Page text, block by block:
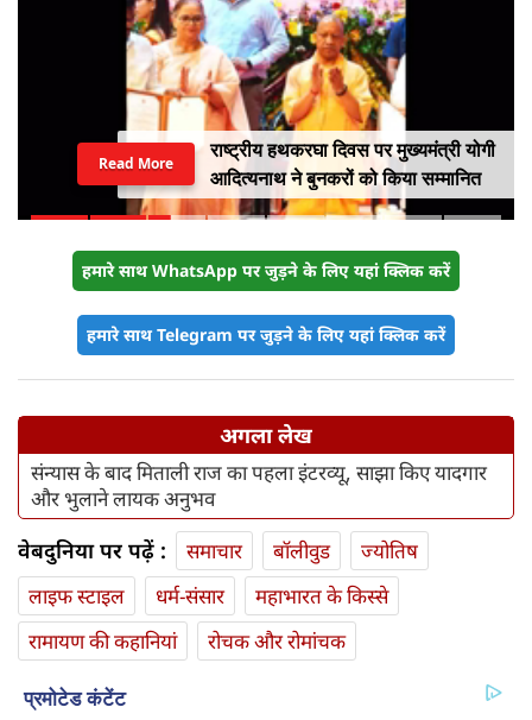
राष्ट्रीय हथकरघा दिवस पर मुख्यमंत्री योगी
आदित्यनाथ ने बुनकरों को किया सम्मानित
Read More
हमारे साथ WhatsApp पर जुड़ने के लिए यहां क्लिक करें
हमारे साथ Telegram पर जुड़ने के लिए यहां क्लिक करें
अगला लेख
संन्यास के बाद मिताली राज का पहला इंटरव्यू, साझा किए यादगार
और भुलाने लायक अनुभव
वेबदुनिया पर पढ़ें : समाचार बॉलीवुड
ज्योतिष
लाइफ स्‍टाइल
धर्म-संसार
महाभारत के किस्से
रामायण की कहानियां
रोचक और रोमांचक